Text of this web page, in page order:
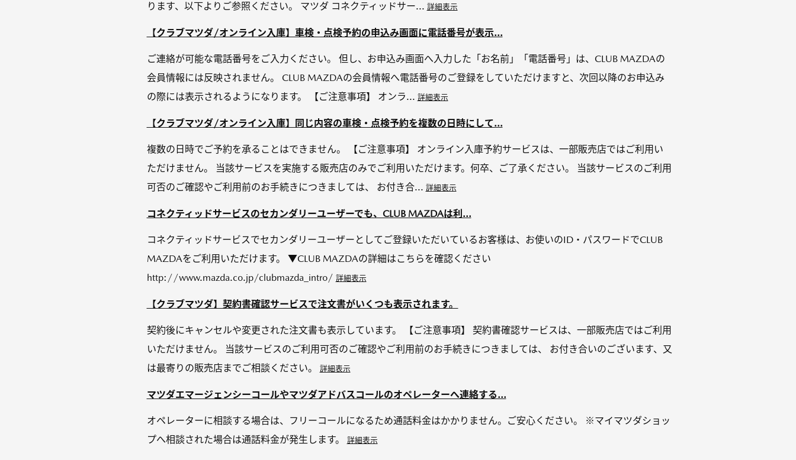
ります、以下よりご参照ください。 マツダ コネクティッドサー... 詳細表示
【クラブマツダ/オンライン入庫】車検・点検予約の申込み画面に電話番号が表示...
ご連絡が可能な電話番号をご入力ください。 但し、お申込み画面へ入力した「お名前」「電話番号」は、CLUB MAZDAの
会員情報には反映されません。 CLUB MAZDAの会員情報へ電話番号のご登録をしていただけますと、次回以降のお申込み
の際には表示されるようになります。 【ご注意事項】 オンラ... 詳細表示
【クラブマツダ/オンライン入庫】同じ内容の車検・点検予約を複数の日時にして...
複数の日時でご予約を承ることはできません。 【ご注意事項】 オンライン入庫予約サービスは、一部販売店ではご利用い
ただけません。 当該サービスを実施する販売店のみでご利用いただけます。何卒、ご了承ください。 当該サービスのご利用
可否のご確認やご利用前のお手続きにつきましては、 お付き合... 詳細表示
コネクティッドサービスのセカンダリーユーザーでも、CLUB MAZDAは利...
コネクティッドサービスでセカンダリーユーザーとしてご登録いただいているお客様は、お使いのID・パスワードでCLUB
MAZDAをご利用いただけます。 ▼CLUB MAZDAの詳細はこちらを確認ください
http://www.mazda.co.jp/clubmazda_intro/ 詳細表示
【クラブマツダ】契約書確認サービスで注文書がいくつも表示されます。
契約後にキャンセルや変更された注文書も表示しています。 【ご注意事項】 契約書確認サービスは、一部販売店ではご利用
いただけません。 当該サービスのご利用可否のご確認やご利用前のお手続きにつきましては、 お付き合いのございます、又
は最寄りの販売店までご相談ください。
詳細表示
マツダエマージェンシーコールやマツダアドバスコールのオペレーターへ連絡する...
オペレーターに相談する場合は、フリーコールになるため通話料金はかかりません。ご安心ください。 ※マイマツダショッ
プへ相談された場合は通話料金が発生します。
詳細表示